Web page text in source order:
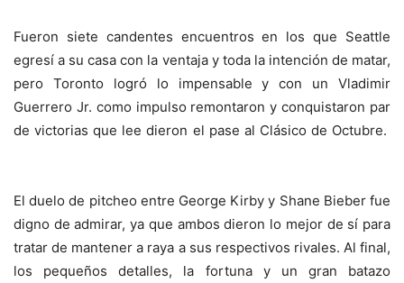
Fueron siete candentes encuentros en los que Seattle
egresí a su casa con la ventaja y toda la intención de matar,
pero Toronto logró lo impensable y con un Vladimir
Guerrero Jr. como impulso remontaron y conquistaron par
de victorias que lee dieron el pase al Clásico de Octubre.
El duelo de pitcheo entre George Kirby y Shane Bieber fue
digno de admirar, ya que ambos dieron lo mejor de sí para
tratar de mantener a raya a sus respectivos rivales. Al final,
los pequeños detalles, la fortuna y un gran batazo